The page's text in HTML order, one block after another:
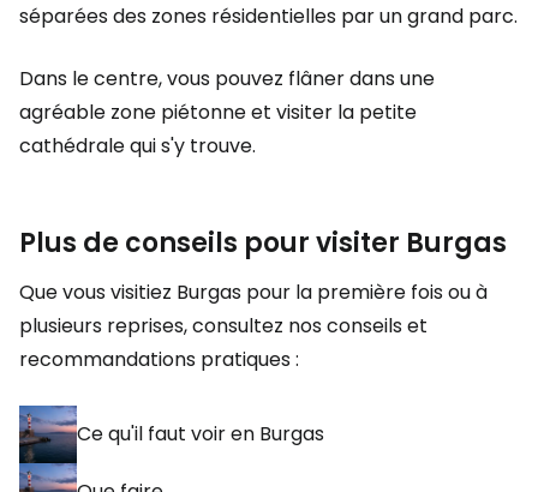
séparées des zones résidentielles par un grand parc.
Dans le centre, vous pouvez flâner dans une
agréable zone piétonne et visiter la petite
cathédrale qui s'y trouve.
Plus de conseils pour visiter Burgas
Que vous visitiez Burgas pour la première fois ou à
plusieurs reprises, consultez nos conseils et
recommandations pratiques :
Ce qu'il faut voir en Burgas